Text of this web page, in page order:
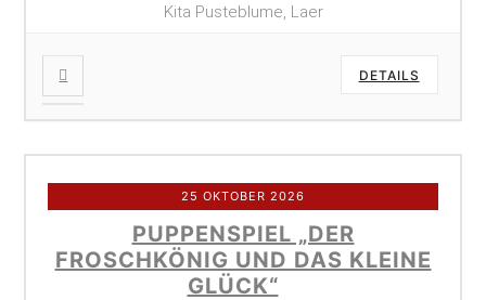
Kita Pusteblume, Laer
DETAILS
25 OKTOBER 2026
PUPPENSPIEL „DER
FROSCHKÖNIG UND DAS KLEINE
GLÜCK“